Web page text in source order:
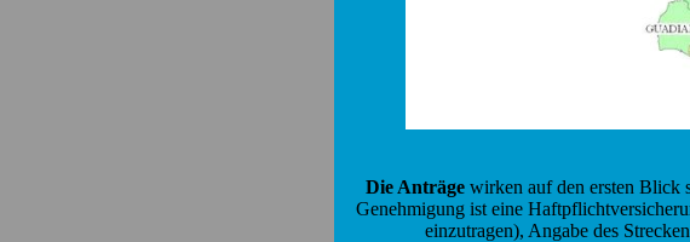
Die Anträge wirken auf den ersten Blick
Genehmigung ist eine
einzutragen), Angabe des